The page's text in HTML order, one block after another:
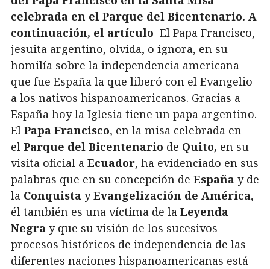
celebrada en el Parque del Bicentenario. A
continuación, el artículo El Papa Francisco,
jesuita argentino, olvida, o ignora, en su
homilía sobre la independencia americana
que fue España la que liberó con el Evangelio
a los nativos hispanoamericanos. Gracias a
España hoy la Iglesia tiene un papa argentino.
El Papa Francisco, en la misa celebrada en
el Parque del Bicentenario de Quito, en su
visita oficial a Ecuador, ha evidenciado en sus
palabras que en su concepción de España y de
la Conquista yEvangelización de América,
él también es una víctima de la Leyenda
Negra y que su visión de los sucesivos
procesos históricos de independencia de las
diferentes naciones hispanoamericanas está